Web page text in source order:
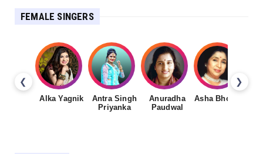
FEMALE SINGERS
❮ ❯
Alka Yagnik
Antra Singh
Priyanka
Anuradha
Paudwal
Asha Bhosale